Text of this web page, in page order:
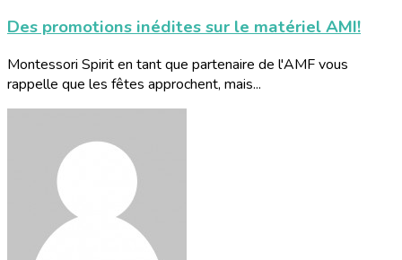
Des promotions inédites sur le matériel AMI!
Montessori Spirit en tant que partenaire de l'AMF vous
rappelle que les fêtes approchent, mais...